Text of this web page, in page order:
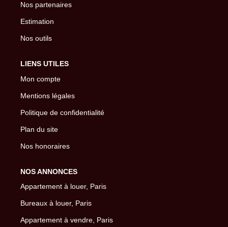
Nos partenaires
Estimation
Nos outils
LIENS UTILES
Mon compte
Mentions légales
Politique de confidentialité
Plan du site
Nos honoraires
NOS ANNONCES
Appartement à louer, Paris
Bureaux à louer, Paris
Appartement à vendre, Paris